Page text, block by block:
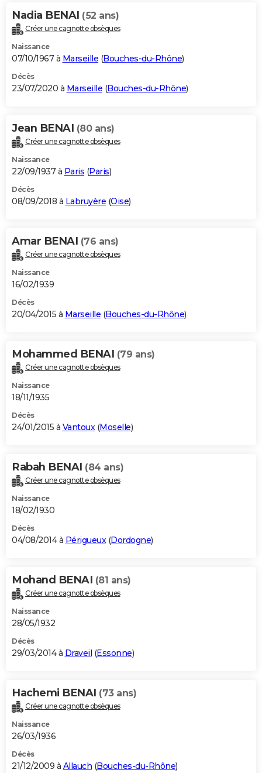
Nadia BENAI (52 ans)
Créer une cagnotte obsèques
Naissance
07/10/1967 à Marseille (Bouches-du-Rhône)
Décès
23/07/2020 à Marseille (Bouches-du-Rhône)
Jean BENAI (80 ans)
Créer une cagnotte obsèques
Naissance
22/09/1937 à Paris (Paris)
Décès
08/09/2018 à Labruyère (Oise)
Amar BENAI (76 ans)
Créer une cagnotte obsèques
Naissance
16/02/1939
Décès
20/04/2015 à Marseille (Bouches-du-Rhône)
Mohammed BENAI (79 ans)
Créer une cagnotte obsèques
Naissance
18/11/1935
Décès
24/01/2015 à Vantoux(Moselle)
Rabah BENAI (84 ans)
Créer une cagnotte obsèques
Naissance
18/02/1930
Décès
04/08/2014 à Périgueux(Dordogne)
Mohand BENAI (81 ans)
Créer une cagnotte obsèques
Naissance
28/05/1932
Décès
29/03/2014 à Draveil (Essonne)
Hachemi BENAI (73 ans)
Créer une cagnotte obsèques
Naissance
26/03/1936
Décès
21/12/2009 à Allauch (Bouches-du-Rhône)